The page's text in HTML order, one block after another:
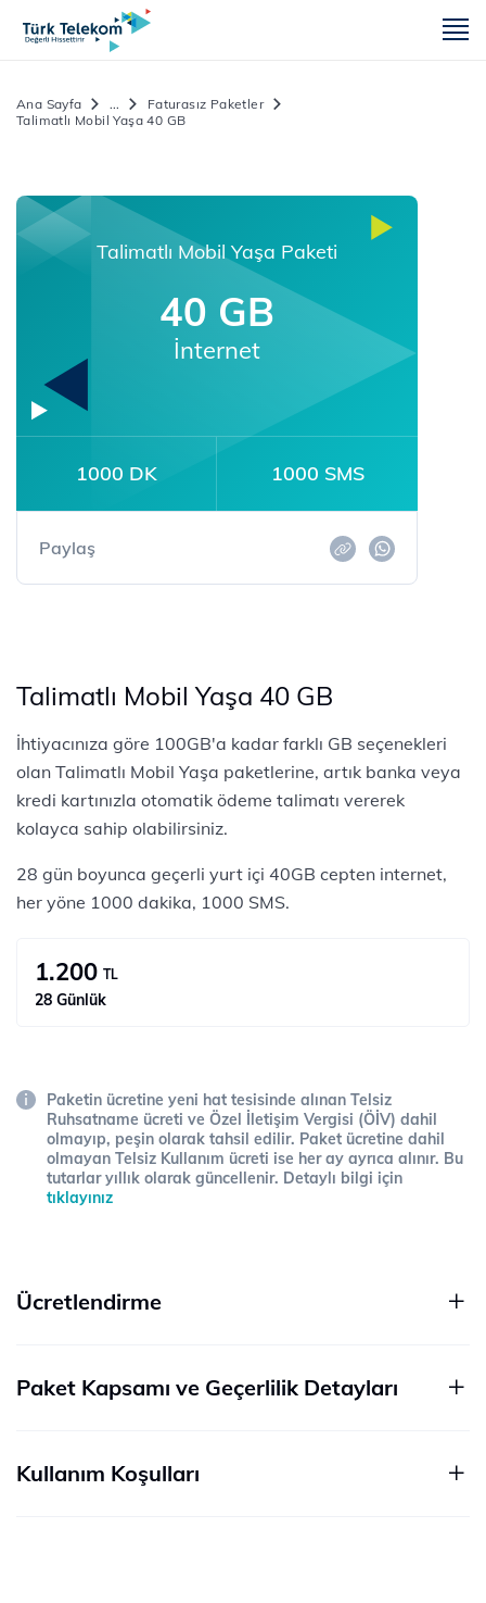
Ana Sayfa ...
Faturasız Paketler
Talimatlı Mobil Yaşa 40 GB
Talimatlı Mobil Yaşa Paketi
40 GB
İnternet
1000 DK 1000 SMS
Paylaş
Talimatlı Mobil Yaşa 40 GB
İhtiyacınıza göre 100GB'a kadar farklı GB seçenekleri
olan Talimatlı Mobil Yaşa paketlerine, artık banka veya
kredi kartınızla otomatik ödeme talimatı vererek
kolayca sahip olabilirsiniz.
28 gün boyunca geçerli yurt içi 40GB cepten internet,
her yöne 1000 dakika, 1000 SMS.
1.200 TL
28 Günlük
Paketin ücretine yeni hat tesisinde alınan Telsiz
Ruhsatname ücreti ve Özel İletişim Vergisi (ÖİV) dahil
olmayıp, peşin olarak tahsil edilir. Paket ücretine dahil
olmayan Telsiz Kullanım ücreti ise her ay ayrıca alınır. Bu
tutarlar yıllık olarak güncellenir. Detaylı bilgi için
tıklayınız
Ücretlendirme
Paket Kapsamı ve Geçerlilik Detayları
Kullanım Koşulları